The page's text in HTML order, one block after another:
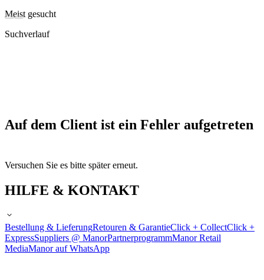
Meist gesucht
Suchverlauf
Auf dem Client ist ein Fehler aufgetreten
Versuchen Sie es bitte später erneut.
HILFE & KONTAKT
Bestellung & LieferungRetouren & GarantieClick + CollectClick +
ExpressSuppliers @ ManorPartnerprogrammManor Retail
MediaManor auf WhatsApp